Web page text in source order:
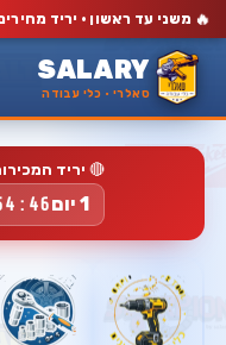
🔥 משני עד ראשון · יריד
SALARY
סאלרי · כלי עבודה
🔴 יריד
1 יום